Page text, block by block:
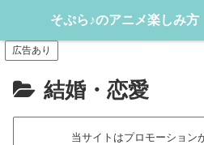
アニメや漫画をどんどん楽
広告あり
結婚・恋愛
当サイトはプロモーション
そぷら♪のアニメ楽しみ方